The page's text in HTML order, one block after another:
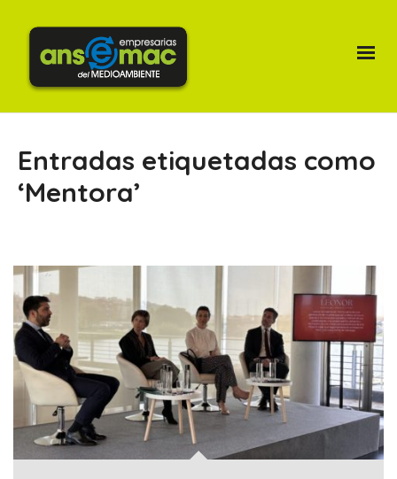
Entradas etiquetadas como
‘Mentora’